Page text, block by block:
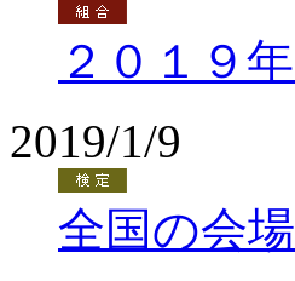
２０１９
2019/1/9
全国の会